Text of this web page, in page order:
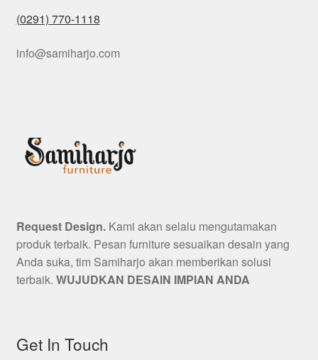
(0291) 770-1118
info@samiharjo.com
Request Design.Kami akan selalu mengutamakan
produk terbaik. Pesan furniture sesuaikan desain yang
Anda suka, tim Samiharjo akan memberikan solusi
terbaik. WUJUDKAN DESAIN IMPIAN ANDA
Get In Touch